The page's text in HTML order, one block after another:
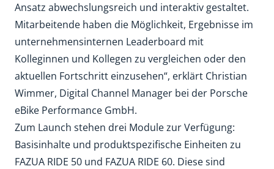
Ansatz abwechslungsreich und interaktiv gestaltet.
Mitarbeitende haben die Möglichkeit, Ergebnisse im
unternehmensinternen Leaderboard mit
Kolleginnen und Kollegen zu vergleichen oder den
aktuellen Fortschritt einzusehen“, erklärt Christian
Wimmer, Digital Channel Manager bei der Porsche
eBike Performance GmbH.
Zum Launch stehen drei Module zur Verfügung:
Basisinhalte und produktspezifische Einheiten zu
FAZUA RIDE 50 und FAZUA RIDE 60. Diese sind